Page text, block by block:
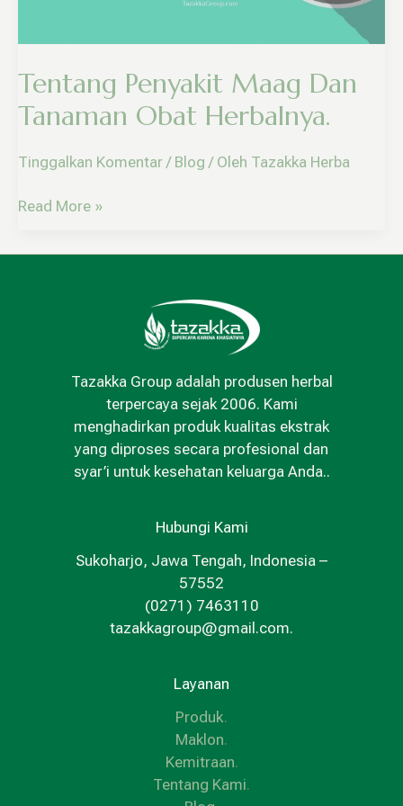
Tentang Penyakit Maag Dan
Tanaman Obat Herbalnya.
Tinggalkan Komentar / Blog / Oleh Tazakka Herba
Read More »
Tazakka Group adalah produsen herbal
terpercaya sejak 2006. Kami
menghadirkan produk kualitas ekstrak
yang diproses secara profesional dan
syar’i untuk kesehatan keluarga Anda..
Hubungi Kami
Sukoharjo, Jawa Tengah, Indonesia –
57552
(0271) 7463110
tazakkagroup@gmail.com.
Layanan
Produk.
Maklon.
Kemitraan.
Tentang Kami.